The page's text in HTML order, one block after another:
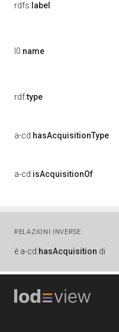
rdfs: label
l0:name
rdf:type
a-cd:hasAcquisitionType
a-cd:isAcquisitionOf
RELAZIONI INVERSE
è a-cd:hasAcquisition di